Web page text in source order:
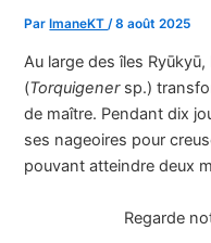
ParImaneKT /8 août 2025
Au large des îles
(Torquigenersp.)
de maître. Pendant dix
ses nageoires pour
pouvant atteindre deux
Regarde